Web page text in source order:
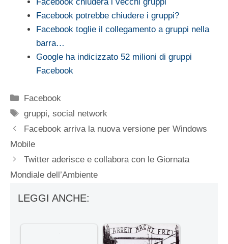
Facebook chiuderà i vecchi gruppi
Facebook potrebbe chiudere i gruppi?
Facebook toglie il collegamento a gruppi nella
barra…
Google ha indicizzato 52 milioni di gruppi
Facebook
Categorie
Facebook
Tag
gruppi,social network
Facebook arriva la nuova versione per Windows
Mobile
Twitter aderisce e collabora con le Giornata
Mondiale dell’Ambiente
LEGGI ANCHE: